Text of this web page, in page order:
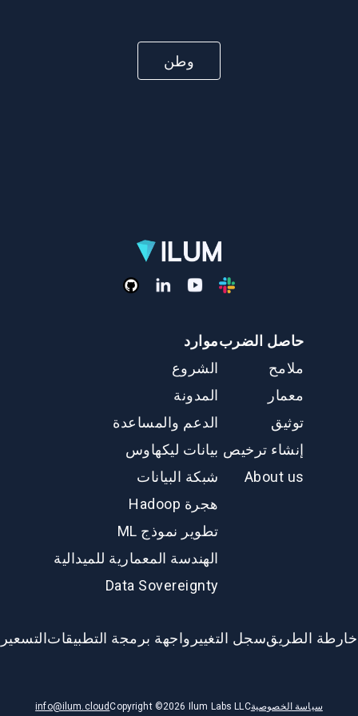
وطن
حاصل الضرب
ملامح
معمار
توثيق
إنشاء ترخيص
About us
موارد
الشروع
المدونة
الدعم والمساعدة
بيانات ليكهاوس
شبكة البيانات
هجرة Hadoop
تطوير نموذج ML
الهندسة المعمارية للميدالية
Data Sovereignty
خارطة الطريقسجل التغيير واجهة برمجة التطبيقاتالتسعير
سياسة الخصوصية Copyright ©2026 Ilum Labs LLC
info@ilum.cloud